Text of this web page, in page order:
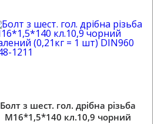
Додати у кошик
Болт з шест. гол. дрібна різьба
M16*1,5*140 кл.10,9 чорний